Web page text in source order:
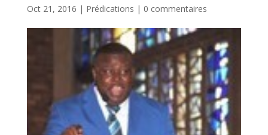
Oct 21, 2016 | Prédications | 0 commentaires